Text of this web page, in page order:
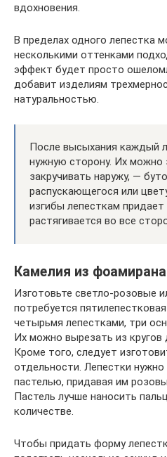
вдохновения.
В пределах одного лепестка
несколькими оттенками
эффект будет просто
добавит изделиям
натуральностью.
После высыхания каждый
нужную сторону. Их можно
закручивать наружу, —
распускающегося или
изгибы лепесткам придает
растягивается во все
Камелия из фоамирана
Изготовьте светло-розовые
потребуется
четырьмя лепестками, три
Их можно вырезать из кругов
Кроме того, следует
отдельности. Лепестки нужно
пастелью, придавая им
Пастель лучше наносить
количестве.
Чтобы придать форму